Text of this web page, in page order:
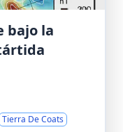
bajo la
Tierra De Coats